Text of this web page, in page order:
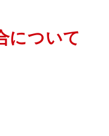
について